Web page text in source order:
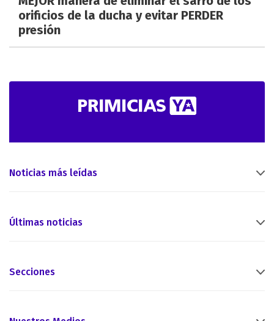
orificios de la ducha y evitar PERDER
presión
Noticias más leídas
Últimas noticias
Secciones